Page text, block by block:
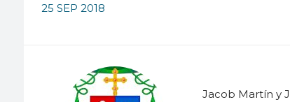
25 SEP 2018
Jacob Martín y